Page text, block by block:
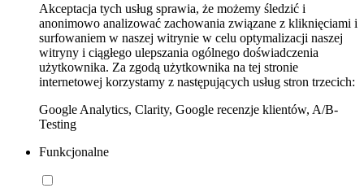
Akceptacja tych usług sprawia, że możemy śledzić i
anonimowo analizować zachowania związane z kliknięciami i
surfowaniem w naszej witrynie w celu optymalizacji naszej
witryny i ciągłego ulepszania ogólnego doświadczenia
użytkownika. Za zgodą użytkownika na tej stronie
internetowej korzystamy z następujących usług stron trzecich:
Google Analytics, Clarity, Google recenzje klientów, A/B-
Testing
Funkcjonalne